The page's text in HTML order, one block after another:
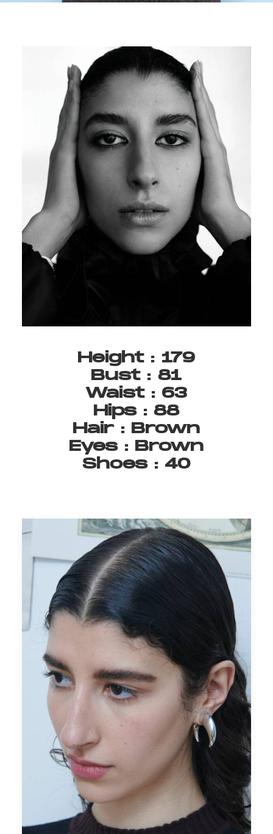
Height : 179
Bust : 81
Waist : 63
Hips : 88
Hair : Brown
Eyes : Brown
Shoes : 40